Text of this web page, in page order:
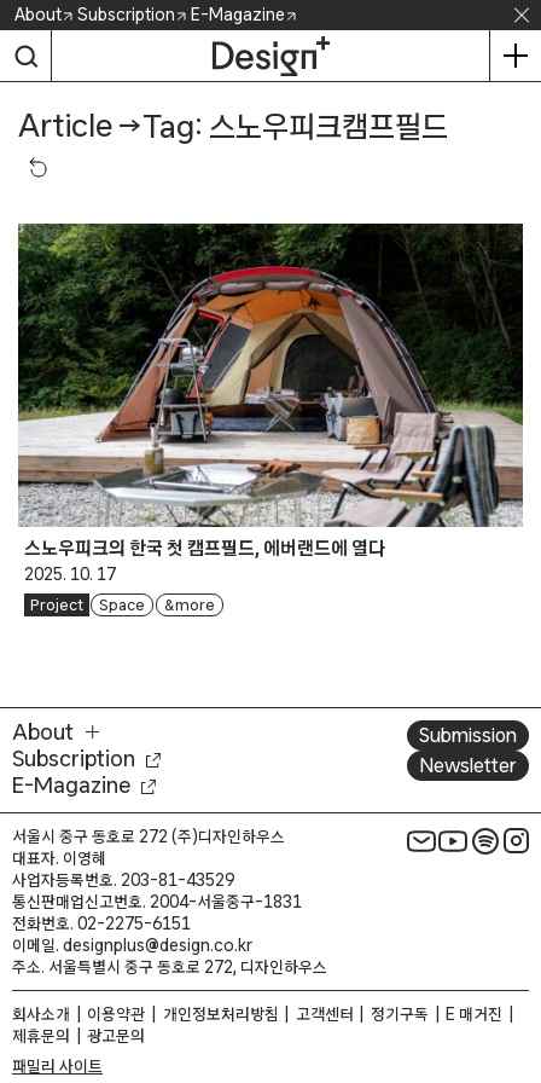
Skip
content
About Subscription E-Magazine
Article →Tag: 스노우피크캠프필드
스노우피크의 한국 첫 캠프필드, 에버랜드에 열다
2025. 10. 17
Project Space & more
About
Subscription
E-Magazine
Submission
Newsletter
서울시 중구 동호로 272 (주)디자인하우스
대표자. 이영혜
사업자등록번호. 203-81-43529
통신판매업신고번호. 2004-서울중구-1831
전화번호. 02-2275-6151
이메일. designplus@design.co.kr
주소. 서울특별시 중구 동호로 272, 디자인하우스
회사소개 이용약관 개인정보처리방침 고객센터 정기구독
E 매거진
제휴문의
광고문의
패밀리 사이트